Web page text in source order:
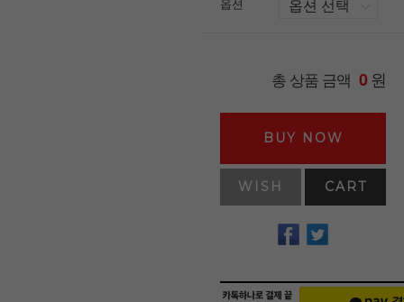
옵션
총 상품 금액 0원
BUY NOW
WISH CART